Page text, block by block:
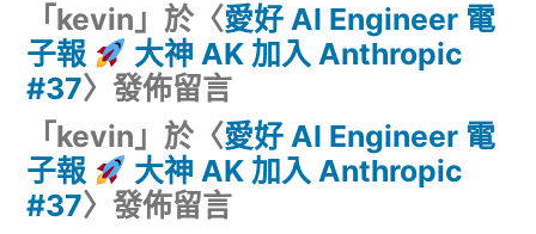
「 kevin 」於〈愛好 AI Engineer 電
子報
大神 AK 加入 Anthropic
#37〉發佈留言
「 kevin 」於〈愛好 AI Engineer 電
子報
大神 AK 加入 Anthropic
#37〉發佈留言